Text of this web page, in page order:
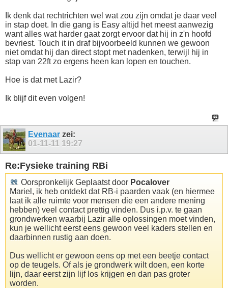
Ik denk dat rechtrichten wel wat zou zijn omdat je daar veel
in stap doet. In die gang is Easy altijd het meest aanwezig
want alles wat harder gaat zorgt ervoor dat hij in z'n hoofd
bevriest. Touch it in draf bijvoorbeeld kunnen we gewoon
niet omdat hij dan direct stopt met nadenken, terwijl hij in
stap van 22ft zo ergens heen kan lopen en touchen.
Hoe is dat met Lazir?
Ik blijf dit even volgen!
Evenaar zei:
01-11-11 19:27
Re:Fysieke training RBi
Oorspronkelijk Geplaatst door Pocalover
Mariel, ik heb ontdekt dat RB-i paarden vaak (en hiermee
laat ik alle ruimte voor mensen die een andere mening
hebben) veel contact prettig vinden. Dus i.p.v. te gaan
grondwerken waarbij Lazir alle oplossingen moet vinden,
kun je wellicht eerst eens gewoon veel kaders stellen en
daarbinnen rustig aan doen.
Dus wellicht er gewoon eens op met een beetje contact
op de teugels. Of als je grondwerk wilt doen, een korte
lijn, daar eerst zijn lijf los krijgen en dan pas groter
worden.